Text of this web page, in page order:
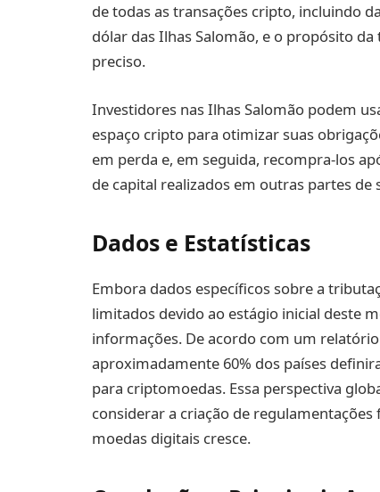
de todas as transações cripto, incluindo
dólar das Ilhas Salomão, e o propósito
preciso.
Investidores nas Ilhas Salomão podem
espaço cripto para otimizar suas
em perda e, em seguida, recompra-los
de capital realizados em outras partes de
Dados e Estatísticas
Embora dados específicos sobre a
limitados devido ao estágio inicial deste
informações. De acordo com um
aproximadamente 60% dos países
para criptomoedas. Essa perspectiva
considerar a criação de
moedas digitais cresce.